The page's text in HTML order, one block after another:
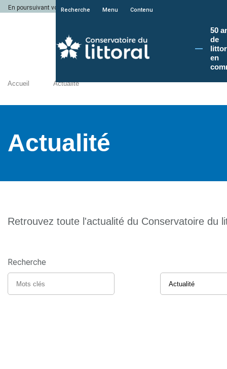
En poursuivant votre navigation sur le site du Conservatoire du littoral, vous
Recherche Menu Contenu
50
de
en
Accueil Actualité
Actualité
Retrouvez toute l'actualité du Conservatoire du
Recherche